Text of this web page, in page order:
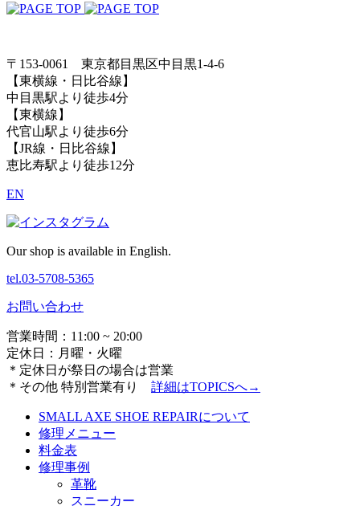
〒153-0061 東京都目黒区中目黒1-4-6
【東横線・日比谷線】
中目黒駅より徒歩4分
【東横線】
代官山駅より徒歩6分
【JR線・日比谷線】
恵比寿駅より徒歩12分
EN
Our shop is available in English.
tel.03-5708-5365
お問い合わせ
営業時間：11:00 ~ 20:00
定休日：月曜・火曜
＊定休日が祭日の場合は営業
＊その他 特別営業有り 詳細はTOPICSへ→
SMALL AXE SHOE REPAIRについて
修理メニュー
料金表
修理事例
革靴
スニーカー